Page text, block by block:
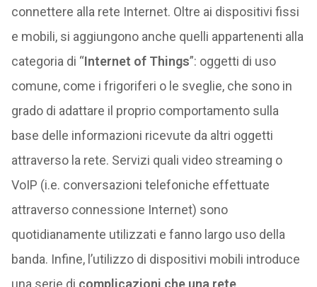
connettere alla rete Internet. Oltre ai dispositivi fissi
e mobili, si aggiungono anche quelli appartenenti alla
categoria di “Internet of Things”: oggetti di uso
comune, come i frigoriferi o le sveglie, che sono in
grado di adattare il proprio comportamento sulla
base delle informazioni ricevute da altri oggetti
attraverso la rete. Servizi quali video streaming o
VoIP (i.e. conversazioni telefoniche effettuate
attraverso connessione Internet) sono
quotidianamente utilizzati e fanno largo uso della
banda. Infine, l’utilizzo di dispositivi mobili introduce
una serie di complicazioni che una rete